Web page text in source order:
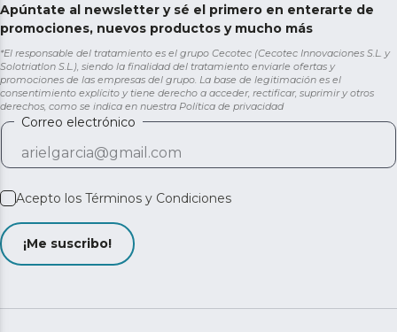
Apúntate al newsletter y sé el primero en enterarte de
promociones, nuevos productos y mucho más
*El responsable del tratamiento es el grupo Cecotec (Cecotec Innovaciones S.L. y
Solotriatlon S.L.), siendo la finalidad del tratamiento enviarle ofertas y
promociones de las empresas del grupo. La base de legitimación es el
consentimiento explícito y tiene derecho a acceder, rectificar, suprimir y otros
derechos, como se indica en nuestra Política de privacidad
Correo electrónico
Acepto los Términos y Condiciones
¡Me suscribo!